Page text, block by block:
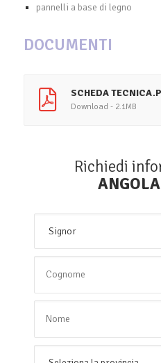
pannelli a base di legno
DOCUMENTI
SCHEDA
Download - 2.1MB
Richiedi